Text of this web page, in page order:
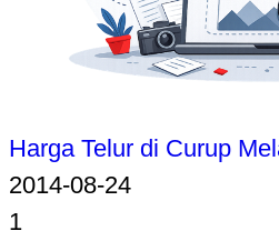
Harga Telur di Curup
2014-08-24
1